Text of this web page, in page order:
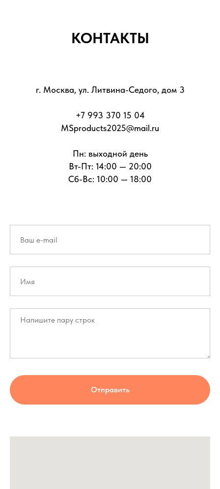
КОНТАКТЫ
г. Москва, ул. Литвина-Седого, дом 3
+7 993 370 15 04
MSproducts2025@mail.ru
Пн: выходной день
Вт-Пт: 14:00 — 20:00
Сб-Вс: 10:00 — 18:00
Отправить